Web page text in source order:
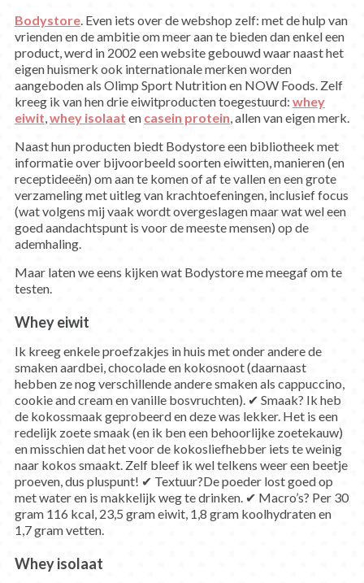
Bodystore. Even iets over de webshop zelf: met de hulp van
vrienden en de ambitie om meer aan te bieden dan enkel een
product, werd in 2002 een website gebouwd waar naast het
eigen huismerk ook internationale merken worden
aangeboden als Olimp Sport Nutrition en NOW Foods. Zelf
kreeg ik van hen drie eiwitproducten toegestuurd: whey
eiwit,whey isolaat en casein protein, allen van eigen merk.
Naast hun producten biedt Bodystore een bibliotheek met
informatie over bijvoorbeeld soorten eiwitten, manieren (en
receptideeën) om aan te komen of af te vallen en een grote
verzameling met uitleg van krachtoefeningen, inclusief focus
(wat volgens mij vaak wordt overgeslagen maar wat wel een
goed aandachtspunt is voor de meeste mensen) op de
ademhaling.
Maar laten we eens kijken wat Bodystore me meegaf om te
testen.
Whey eiwit
Ik kreeg enkele proefzakjes in huis met onder andere de
smaken aardbei, chocolade en kokosnoot (daarnaast
hebben ze nog verschillende andere smaken als cappuccino,
cookie and cream en vanille bosvruchten). ✔ Smaak? Ik heb
de kokossmaak geprobeerd en deze was lekker. Het is een
redelijk zoete smaak (en ik ben een behoorlijke zoetekauw)
en misschien dat het voor de kokosliefhebber iets te weinig
naar kokos smaakt. Zelf bleef ik wel telkens weer een beetje
proeven, dus pluspunt! ✔ Textuur?De poeder lost goed op
met water en is makkelijk weg te drinken. ✔ Macro’s? Per 30
gram 116 kcal, 23,5 gram eiwit, 1,8 gram koolhydraten en
1,7 gram vetten.
Whey isolaat